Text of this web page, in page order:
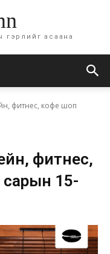
асаана
фитнес, кофе шоп
фитнес,
сарын 15-